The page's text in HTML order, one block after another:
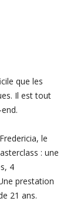
que les
Il est tout
le
: une
4
prestation
21 ans.